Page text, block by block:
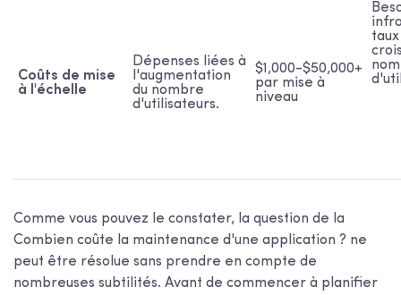
Coûts de mise
à l'échelle
Dépenses liées à
l'augmentation
du nombre
d'utilisateurs.
$1,000-$50,000+
par mise à
niveau
Comme vous pouvez le constater, la question de la
Combien coûte la maintenance d'une application ? ne
peut être résolue sans prendre en compte de
nombreuses subtilités. Avant de commencer à planifier